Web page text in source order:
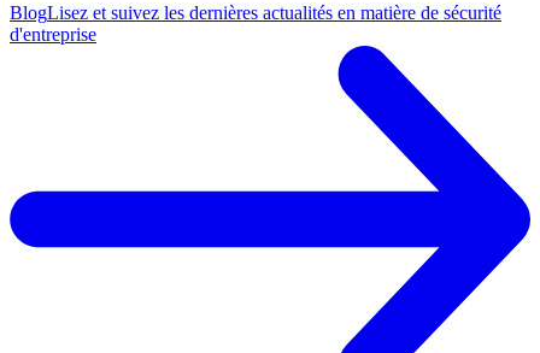
BlogLisez et suivez les dernières actualités en matière de sécurité
d'entreprise